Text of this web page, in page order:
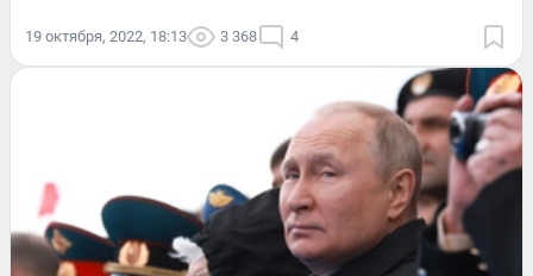
19 октября, 2022, 18:13 3 368 4